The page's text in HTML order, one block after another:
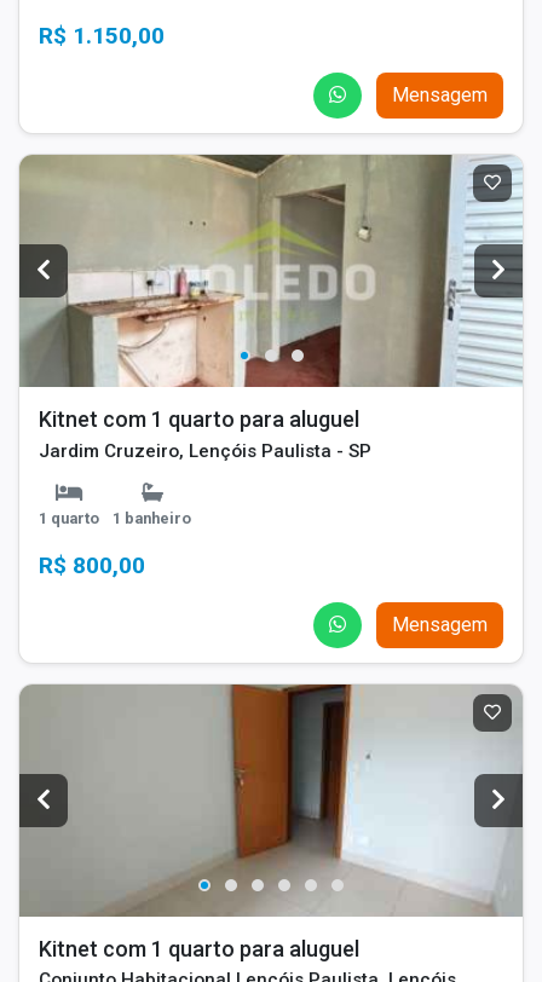
R$ 1.150,00
Mensagem
Kitnet com 1 quarto para aluguel
Jardim Cruzeiro, Lençóis Paulista - SP
1 quarto 1 banheiro
R$ 800,00
Mensagem
Kitnet com 1 quarto para aluguel